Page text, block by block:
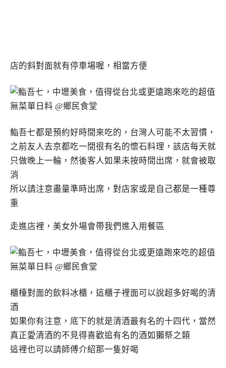
店的斜對面就有停車場喔，相當方便
鮨吾七都是預約好時間來吃的，台灣人可能不太習慣，
之前友人去京都吃一間很有名的懷石料理，該店每天就
只做晚上一輪，然後客人如果未按時間出席，就會被取
消
所以請注意盡量準時出席，對店家或是自己都是一種尊
重
走進店裡，美女外場會帶我們進入用餐區
櫃檯對面的飲料冰櫃，這櫃子裡面可以說超多好喝的清
酒
如果你有注意，底下的就是清酒最有名的十四代，當然
真正愛清酒的不見得喜歡追有名的酒如獺祭之類
這裡也可以請師傅介紹那一隻好喝